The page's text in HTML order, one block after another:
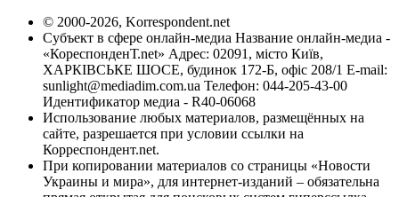
© 2000-2026, Korrespondent.net
Субъект в сфере онлайн-медиа Название онлайн-медиа -
«КореспонденТ.net» Адрес: 02091, місто Київ,
ХАРКІВСЬКЕ ШОСЕ, будинок 172-Б, офіс 208/1 E-mail:
sunlight@mediadim.com.ua Телефон: 044-205-43-00
Идентификатор медиа - R40-06068
Использование любых материалов, размещённых на
сайте, разрешается при условии ссылки на
Корреспондент.net.
При копировании материалов со страницы «Новости
Украины и мира», для интернет-изданий – обязательна